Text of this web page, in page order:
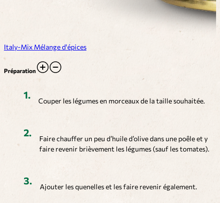
Italy-Mix Mélange d'épices
Préparation
Couper les légumes en morceaux de la taille souhaitée.
Faire chauffer un peu d’huile d’olive dans une poêle et y
faire revenir brièvement les légumes (sauf les tomates).
Ajouter les quenelles et les faire revenir également.